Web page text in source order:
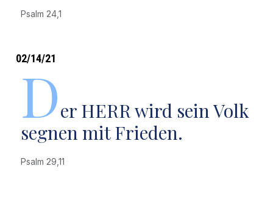
Psalm 24,1
02/14/21
Der HERR wird sein Volk
segnen mit Frieden.
Psalm 29,11